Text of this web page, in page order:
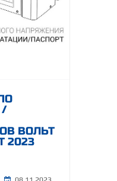
/
ВОЛЬТ
2023